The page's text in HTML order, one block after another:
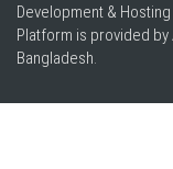
Development &
Platform is provided by
Bangladesh.